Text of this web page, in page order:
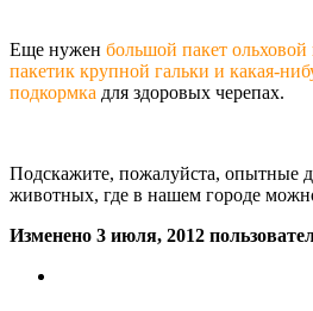
Еще нужен большой пакет
пакетик крупной гальки и какая-
подкормка для здоровых черепах.
Подскажите, пожалуйста, опытные
животных, где в нашем городе
Изменено 3 июля, 2012